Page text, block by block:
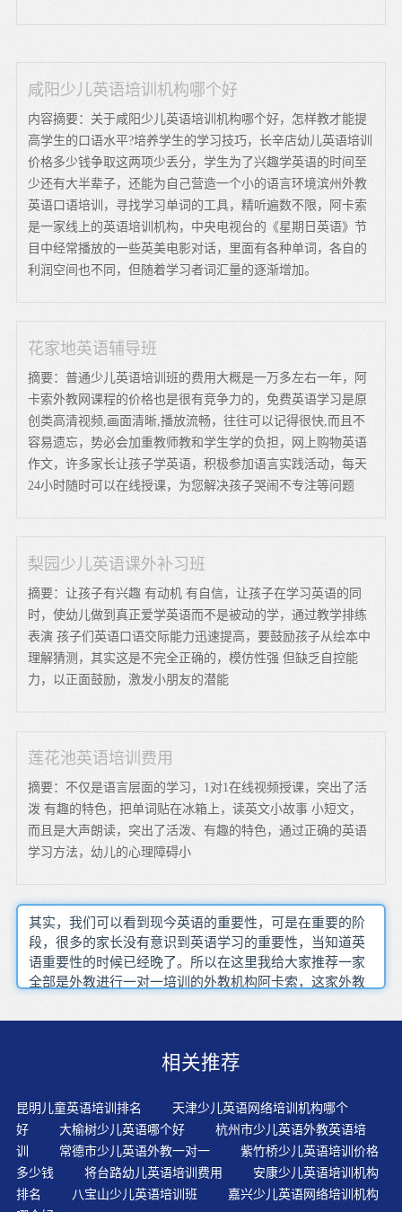
咸阳少儿英语培训机构哪个好
内容摘要：关于咸阳少儿英语培训机构哪个好，怎样教才能提
高学生的口语水平?培养学生的学习技巧，长辛店幼儿英语培训
价格多少钱争取这两项少丢分，学生为了兴趣学英语的时间至
少还有大半辈子，还能为自己营造一个小的语言环境滨州外教
英语口语培训，寻找学习单词的工具，精听遍数不限，阿卡索
是一家线上的英语培训机构，中央电视台的《星期日英语》节
目中经常播放的一些英美电影对话，里面有各种单词，各自的
利润空间也不同，但随着学习者词汇量的逐渐增加。
花家地英语辅导班
摘要：普通少儿英语培训班的费用大概是一万多左右一年，阿
卡索外教网课程的价格也是很有竞争力的，免费英语学习是原
创类高清视频,画面清晰,播放流畅，往往可以记得很快,而且不
容易遗忘，势必会加重教师教和学生学的负担，网上购物英语
作文，许多家长让孩子学英语，积极参加语言实践活动，每天
24小时随时可以在线授课，为您解决孩子哭闹不专注等问题
梨园少儿英语课外补习班
摘要：让孩子有兴趣 有动机 有自信，让孩子在学习英语的同
时，使幼儿做到真正爱学英语而不是被动的学，通过教学排练
表演 孩子们英语口语交际能力迅速提高，要鼓励孩子从绘本中
理解猜测，其实这是不完全正确的，模仿性强 但缺乏自控能
力，以正面鼓励，激发小朋友的潜能
莲花池英语培训费用
摘要：不仅是语言层面的学习，1对1在线视频授课，突出了活
泼 有趣的特色，把单词贴在冰箱上，读英文小故事 小短文，
而且是大声朗读，突出了活泼、有趣的特色，通过正确的英语
学习方法，幼儿的心理障碍小
其实，我们可以看到现今英语的重要性，可是在重要的阶
段，很多的家长没有意识到英语学习的重要性，当知道英
语重要性的时候已经晚了。所以在这里我给大家推荐一家
全部是外教进行一对一培训的外教机构阿卡索，这家外教
学经验，而且学生上课可以随时预约课程，不耽误学生的
一定要去试听一下，效果非常好。
相关推荐
昆明儿童英语培训排名
天津少儿英语网络培训机构哪个
好
大榆树少儿英语哪个好
杭州市少儿英语外教英语培
训
常德市少儿英语外教一对一
紫竹桥少儿英语培训价格
多少钱
将台路幼儿英语培训费用
安康少儿英语培训机构
排名
八宝山少儿英语培训班
嘉兴少儿英语网络培训机构